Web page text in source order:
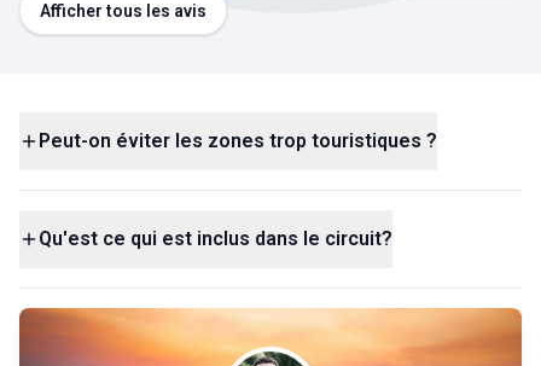
Afficher tous les avis
Peut-on éviter les zones trop touristiques ?
Qu'est ce qui est inclus dans le circuit?